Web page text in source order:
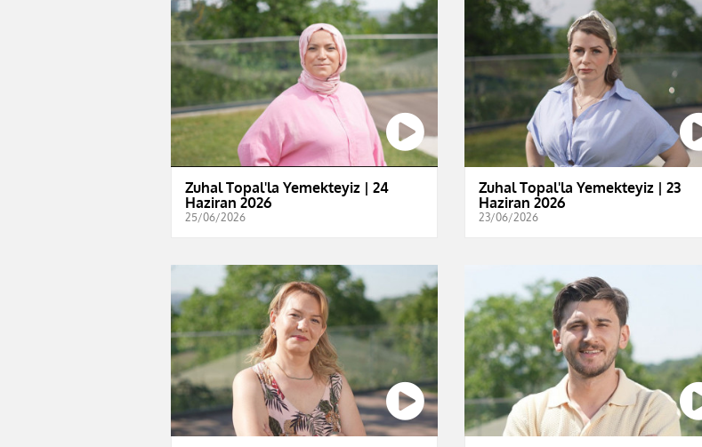
Zuhal Topal'la Yemekteyiz | 24
Haziran 2026
25/06/2026
Zuhal Topal'la Yemekteyiz | 23
Haziran 2026
23/06/2026